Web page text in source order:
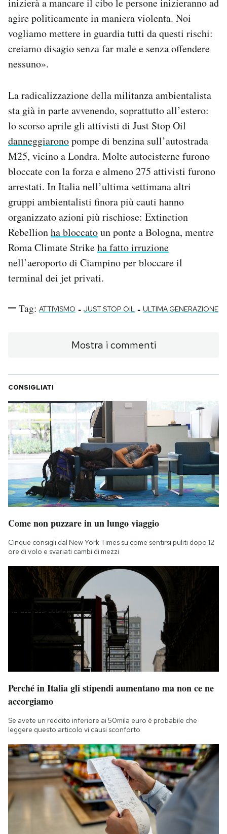
agire politicamente in maniera violenta. Noi
vogliamo mettere in guardia tutti da questi rischi:
creiamo disagio senza far male e senza offendere
nessuno».
La radicalizzazione della militanza ambientalista
sta già in parte avvenendo, soprattutto all’estero:
lo scorso aprile gli attivisti di Just Stop Oil
danneggiaronopompe di benzina sull’autostrada
M25, vicino a Londra. Molte autocisterne furono
bloccate con la forza e almeno 275 attivisti furono
arrestati. In Italia nell’ultima settimana altri
gruppi ambientalisti finora più cauti hanno
organizzato azioni più rischiose: Extinction
Rebellionha bloccatoun ponte a Bologna, mentre
Roma Climate Strikeha fatto irruzione
nell’aeroporto di Ciampino per bloccare il
terminal dei jet privati.
Tag: ATTIVISMO - JUST STOP OIL - ULTIMA GENERAZIONE
Mostra i commenti
CONSIGLIATI
Come non puzzare in un lungo viaggio
Cinque consigli dal New York Times su come sentirsi puliti dopo 12
ore di volo e svariati cambi di mezzi
Perché in Italia gli stipendi aumentano ma non ce ne
accorgiamo
Se avete un reddito inferiore ai 50mila euro è probabile che
leggere questo articolo vi causi sconforto